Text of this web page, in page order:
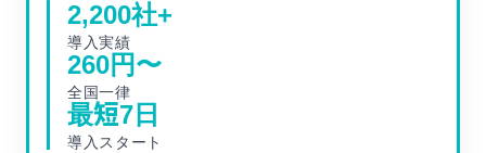
2,200社+
導入実績
260円〜
全国一律
最短7 日
導入スタート